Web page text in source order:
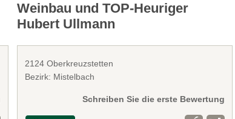
Weinbau und TOP-Heuriger
Hubert Ullmann
2124 Oberkreuzstetten
Bezirk: Mistelbach
Schreiben Sie die erste Bewertung